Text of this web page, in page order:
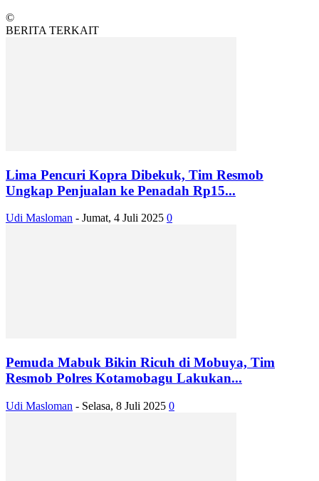
©
BERITA TERKAIT
Lima Pencuri Kopra Dibekuk, Tim Resmob
Ungkap Penjualan ke Penadah Rp15...
Udi Masloman - Jumat, 4 Juli 2025 0
Pemuda Mabuk Bikin Ricuh di Mobuya, Tim
Resmob Polres Kotamobagu Lakukan...
Udi Masloman - Selasa, 8 Juli 2025 0